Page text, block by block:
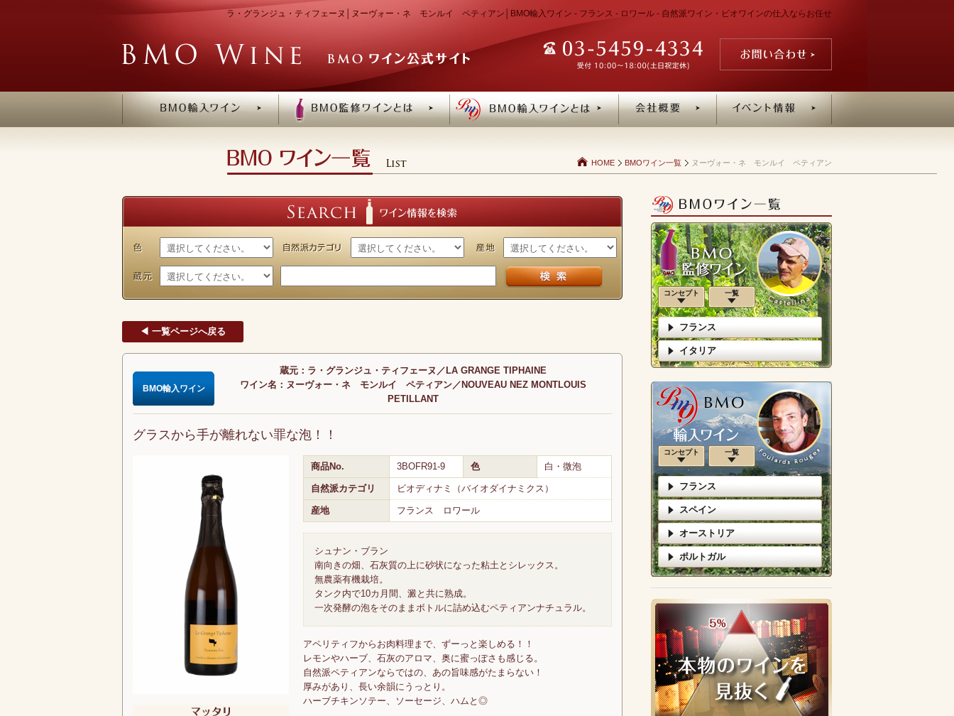
ラ・グランジュ・ティフェーヌ│ヌーヴォー・ネ モンルイ ペティアン│BMO輸入ワイン - フランス - ロワール - 自然派ワイン・ビオワインの仕入ならお任せ
HOME BMOワイン一覧 ヌーヴォー・ネ モンルイ ペティアン
◀ 一覧ページへ戻る
BMO輸入ワイン
蔵元：ラ・グランジュ・ティフェーヌ／LA GRANGE TIPHAINE
ワイン名：ヌーヴォー・ネ モンルイ ペティアン／NOUVEAU NEZ MONTLOUIS
PETILLANT
グラスから手が離れない罪な泡！！
商品No. 3BOFR91-9 色 白・微泡
自然派カテゴリ ビオディナミ（バイオダイナミクス）
産地 フランス ロワール
シュナン・ブラン
南向きの畑、石灰質の上に砂状になった粘土とシレックス。
無農薬有機栽培。
タンク内で10カ月間、澱と共に熟成。
一次発酵の泡をそのままボトルに詰め込むペティアンナチュラル。
アペリティフからお肉料理まで、ずーっと楽しめる！！
レモンやハーブ、石灰のアロマ、奥に蜜っぽさも感じる。
自然派ペティアンならではの、あの旨味感がたまらない！
厚みがあり、長い余韻にうっとり。
ハーブチキンソテー、ソーセージ、ハムと◎
コンセプト 一覧
フランス
イタリア
コンセプト 一覧
フランス
スペイン
オーストリア
ポルトガル